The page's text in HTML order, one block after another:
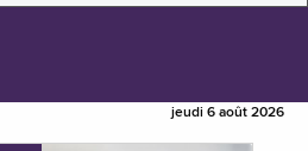
jeudi 6 août 2026